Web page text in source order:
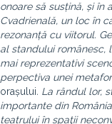
onoare să susțină, și în
Cvadrienală, un loc în
rezonanță cu viitorul.
al standului românesc,
mai reprezentativi
perpectiva unei
orașului. La rândul lor,
importante din
teatrului în spaţii